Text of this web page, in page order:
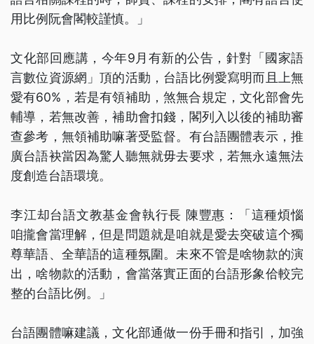
用比例阮會閣較謹慎。」
文化部回應講，今年9月有新的公告，針對「國家語
言數位資源網」頂的活動，台語比例愛寫明而且上無
愛有60%，若是有領補助，煞無合規定，文化部會先
輔導，若無改善，補助會扣錢，閣列入以後的補助審
查參考，無領補助嘛著受監督。有台語團體表示，推
廣台語袂當因為驚人聽無就毋去要求，若無永遠無法
度創造台語環境。
李江却台語文教基金會執行長 陳豐惠：「這種煩惱
咱攏會當理解，但是問題就是咱就是愛去突破這个獨
尊華語、全華語的這種氛圍。未來不管是啥物款的演
出，啥物款的活動，會當落實正面的台語形象佮較完
整的台語比例。」
台語團體嘛建議，文化部通做一份手冊和指引，加強